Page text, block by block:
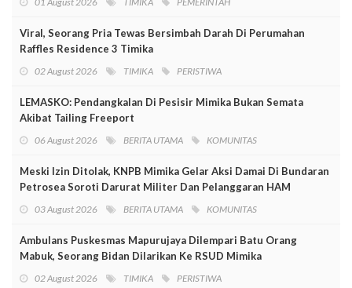
Viral, Seorang Pria Tewas Bersimbah Darah Di Perumahan
Raffles Residence 3 Timika
02 August 2026 TIMIKA PERISTIWA
LEMASKO: Pendangkalan Di Pesisir Mimika Bukan Semata
Akibat Tailing Freeport
06 August 2026 BERITA UTAMA KOMUNITAS
Meski Izin Ditolak, KNPB Mimika Gelar Aksi Damai Di Bundaran
Petrosea Soroti Darurat Militer Dan Pelanggaran HAM
03 August 2026 BERITA UTAMA KOMUNITAS
Ambulans Puskesmas Mapurujaya Dilempari Batu Orang
Mabuk, Seorang Bidan Dilarikan Ke RSUD Mimika
02 August 2026 TIMIKA PERISTIWA